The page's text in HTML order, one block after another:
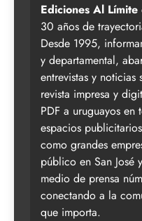
Ediciones Al Límite
30 años de
Desde 1995,
y departamental,
entrevistas y
revista impresa y
PDF a uruguayos
espacios
como grandes
público en San José
medio de prensa
conectando a la
que importa.